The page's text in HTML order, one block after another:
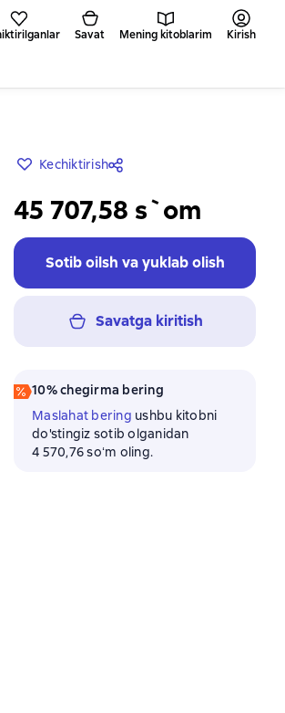
Savat Mening kitoblarim Kirish
Kechiktirish
45 707,58 s`om
Sotib oilsh va yuklab olish
Savatga kiritish
10% chegirma bering
Maslahat bering ushbu kitobni
do'stingiz sotib olganidan
4 570,76 soʻm oling.